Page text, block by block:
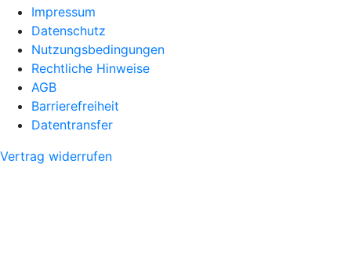
Impressum
Datenschutz
Nutzungsbedingungen
Rechtliche Hinweise
AGB
Barrierefreiheit
Datentransfer
Vertrag widerrufen